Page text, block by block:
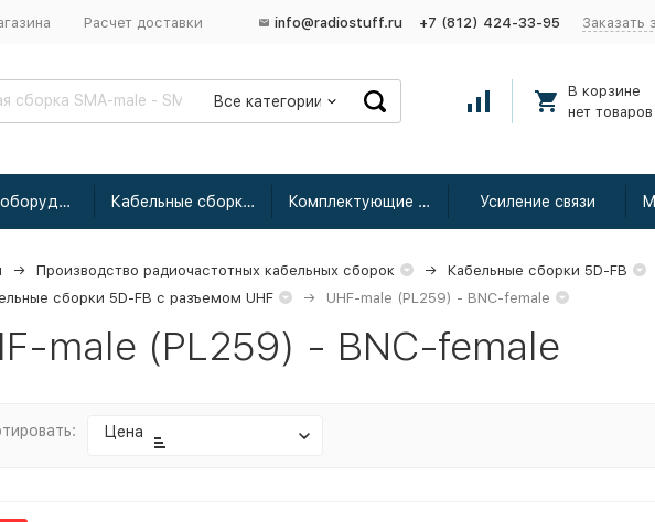
Расчет доставки info@radiostuff.ru +7 (812) 424-33-95 Заказать
Все категории
В корзине
нет товаров
Сетевое оборудование Кабельные сборки радиочастотные Комплектующие для усиления Усиление связи
Производство радиочастотных кабельных сборок
Кабельные сборки 5D-FB
сборки 5D-FB с разъемом UHF
UHF-male (PL259) - BNC-female
male (PL259) - BNC-female
Цена